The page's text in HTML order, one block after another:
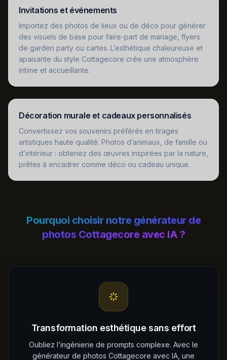
Invitations et événements
Importez des photos de lieux ou de déco pour générer
des visuels de base pour faire-part de mariage, flyers
de garden party ou cartes. L’esthétique chaleureuse et
apaisante du style Cottagecore crée une atmosphère
intime et accueillante.
Décoration murale et cadeaux personnalisés
Convertissez vos souvenirs préférés en tirages
artistiques haute qualité. Photos d’animaux, de famille ou
d’intérieur : obtenez des œuvres inspirées par la nature,
prêtes à encadrer comme déco ou cadeau unique.
Pourquoi choisir notre générateur de
photos Cottagecore avec IA ?
Transformation esthétique sans effort
Oubliez l’ingénierie de prompts complexe. Avec le
générateur de photos Cottagecore avec IA, une